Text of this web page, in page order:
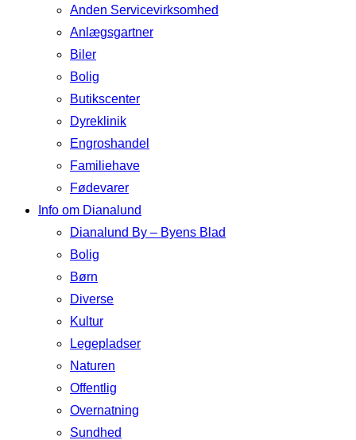
Anden Servicevirksomhed
Anlægsgartner
Biler
Bolig
Butikscenter
Dyreklinik
Engroshandel
Familiehave
Fødevarer
Info om Dianalund
Dianalund By – Byens Blad
Bolig
Børn
Diverse
Kultur
Legepladser
Naturen
Offentlig
Overnatning
Sundhed